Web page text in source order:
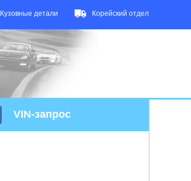
Кузовные детали Корейский отдел
VIN-запрос